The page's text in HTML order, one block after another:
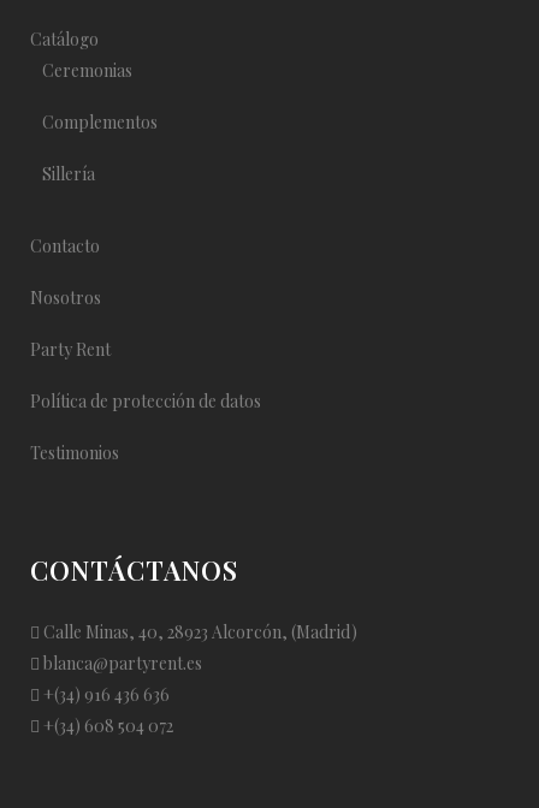
Catálogo
Ceremonias
Complementos
Sillería
Contacto
Nosotros
Party Rent
Política de protección de datos
Testimonios
CONTÁCTANOS
Calle Minas, 40, 28923 Alcorcón, (Madrid)
blanca@partyrent.es
+(34) 916 436 636
+(34) 608 504 072